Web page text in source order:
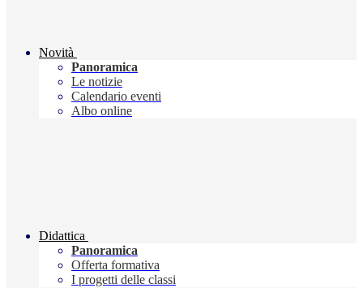
Novità
Panoramica
Le notizie
Calendario eventi
Albo online
Didattica
Panoramica
Offerta formativa
I progetti delle classi